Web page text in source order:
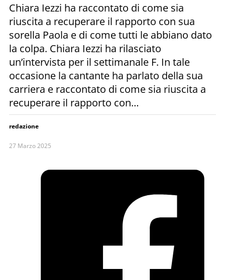
Chiara Iezzi ha raccontato di come sia
riuscita a recuperare il rapporto con sua
sorella Paola e di come tutti le abbiano dato
la colpa. Chiara Iezzi ha rilasciato
un’intervista per il settimanale F. In tale
occasione la cantante ha parlato della sua
carriera e raccontato di come sia riuscita a
recuperare il rapporto con…
redazione
27 Marzo 2025